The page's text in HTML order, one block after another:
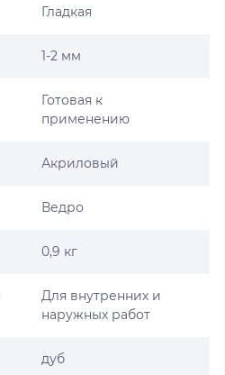
Гладкая
1-2 мм
Готовая к
применению
Акриловый
Ведро
0,9 кг
Для внутренних и
наружных работ
дуб